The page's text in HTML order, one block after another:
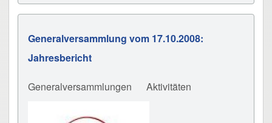
Generalversammlung vom 17.10.2008:
Jahresbericht
Generalversammlungen Aktivitäten